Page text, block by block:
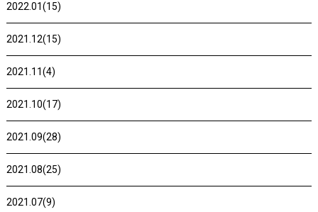
2022.01(15)
2021.12(15)
2021.11(4)
2021.10(17)
2021.09(28)
2021.08(25)
2021.07(9)